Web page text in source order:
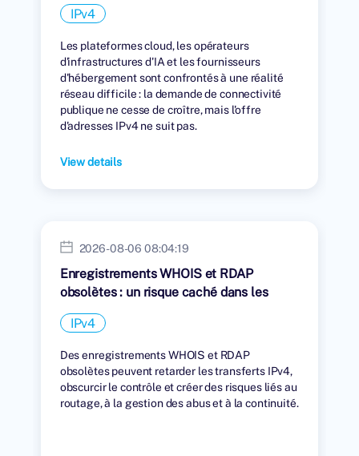
IPv4
Les plateformes cloud, les opérateurs
d'infrastructures d'IA et les fournisseurs
d'hébergement sont confrontés à une réalité
réseau difficile : la demande de connectivité
publique ne cesse de croître, mais l'offre
d'adresses IPv4 ne suit pas.
View details
2026-08-06 08:04:19
Enregistrements WHOIS et RDAP
obsolètes : un risque caché dans les
transferts IPv4
IPv4
Des enregistrements WHOIS et RDAP
obsolètes peuvent retarder les transferts IPv4,
obscurcir le contrôle et créer des risques liés au
routage, à la gestion des abus et à la continuité.